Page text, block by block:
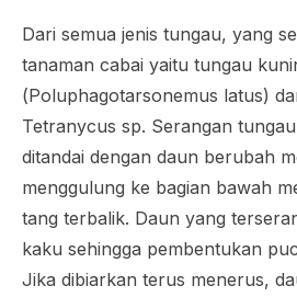
Dari semua jenis tungau, yang
tanaman cabai yaitu tungau
(Poluphagotarsonemus latus)
Tetranycus sp. Serangan
ditandai dengan daun berubah
menggulung ke bagian bawah
tang terbalik. Daun yang
kaku sehingga pembentukan
Jika dibiarkan terus menerus,